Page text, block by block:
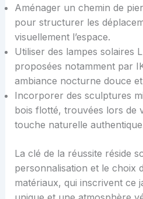
Aménager un chemin de
pour structurer les
visuellement l’espace.
Utiliser des lampes solaires
proposées notamment par
ambiance nocturne douce
Incorporer des sculptures
bois flotté, trouvées lors de
touche naturelle
La clé de la réussite réside
personnalisation et le choix
matériaux, qui inscrivent ce